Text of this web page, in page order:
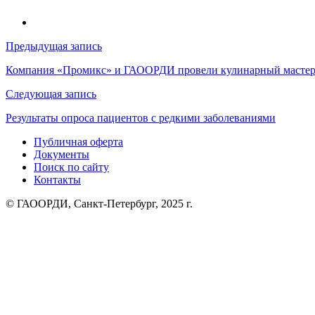
Навигация
по
записям
Предыдущая запись
Компания «Промикс» и ГАООРДИ провели кулинарный
Следующая запись
Результаты опроса пациентов с редкими заболеваниями
Публичная оферта
Документы
Поиск по сайту
Контакты
© ГАООРДИ, Санкт-Петербург, 2025 г.